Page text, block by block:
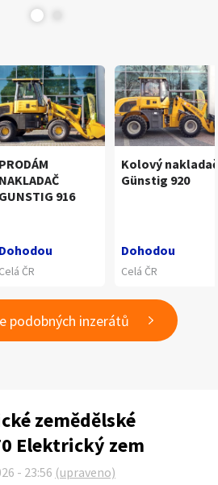
PRODÁM
NAKLADAČ
GUNSTIG 916
Dohodou
Celá ČR
Kolový nakladač
Günstig 920
Dohodou
Celá ČR
podobných inzerátů
zemědělské
Elektrický zem
- 23:56 (upraveno)